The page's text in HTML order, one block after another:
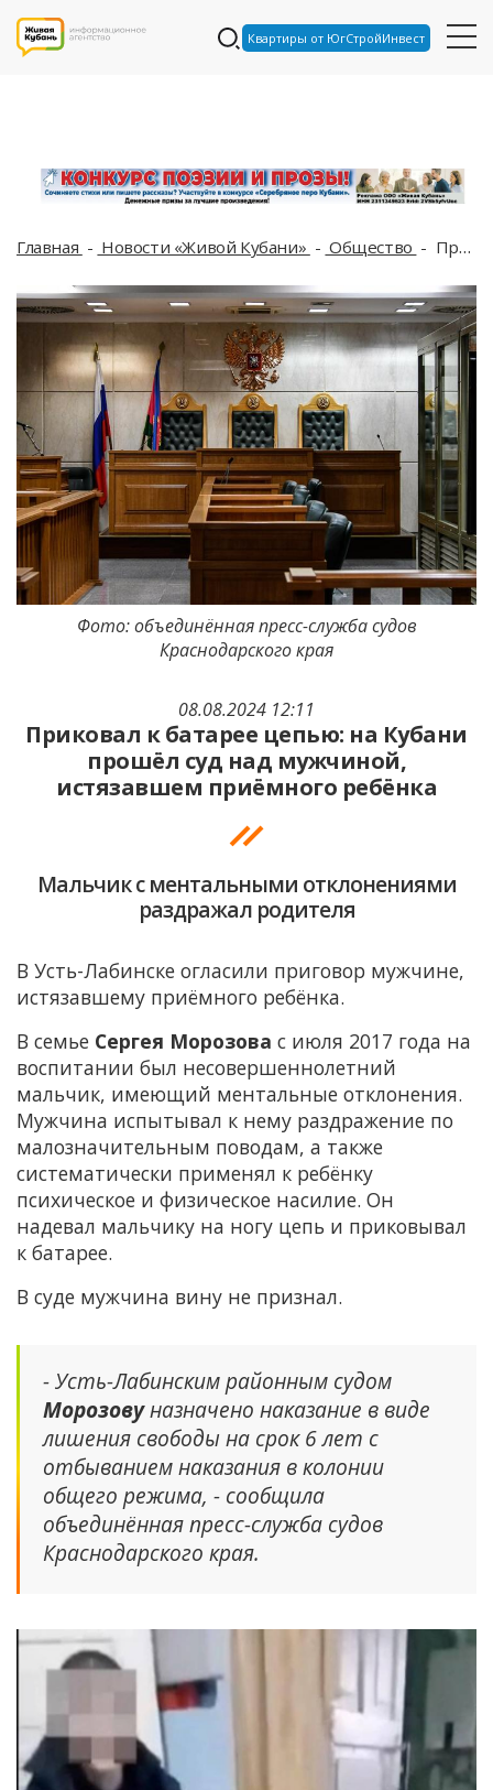
Квартиры от ЮгСтройИнвест
Главная Новости «Живой Кубани» Общество Приковал к батарее цепью: на Кубани прошёл суд над мужчиной, истязавшем приёмного ребёнка
08.08.2024 12:11
Приковал к батарее цепью: на Кубани
прошёл суд над мужчиной,
истязавшем приёмного ребёнка
Мальчик с ментальными отклонениями
раздражал родителя
Фото: объединённая пресс-служба судов
Краснодарского края
В Усть-Лабинске огласили приговор мужчине,
истязавшему приёмного ребёнка.
В семье Сергея Морозова с июля 2017 года на
воспитании был несовершеннолетний
мальчик, имеющий ментальные отклонения.
Мужчина испытывал к нему раздражение по
малозначительным поводам, а также
систематически применял к ребёнку
психическое и физическое насилие. Он
надевал мальчику на ногу цепь и приковывал
к батарее.
В суде мужчина вину не признал.
- Усть-Лабинским районным судом
Морозовуназначено наказание в виде
лишения свободы на срок 6 лет с
отбыванием наказания в колонии
общего режима, - сообщила
объединённая пресс-служба судов
Краснодарского края.